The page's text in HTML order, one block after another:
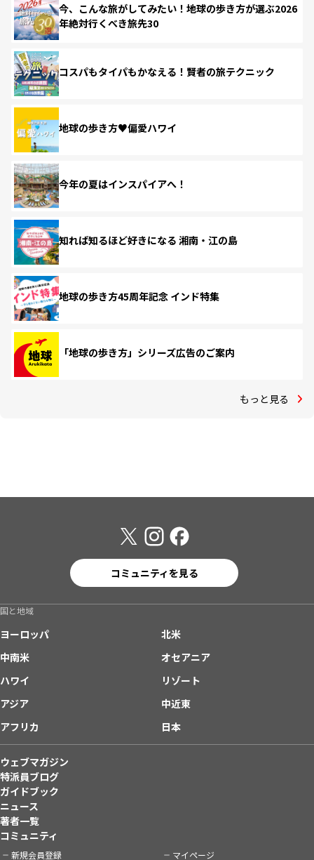
今、こんな旅がしてみたい！地球の歩き方が選ぶ2026
年絶対行くべき旅先30
コスパもタイパもかなえる！賢者の旅テクニック
地球の歩き方♥偏愛ハワイ
今年の夏はインスパイアへ！
知れば知るほど好きになる 湘南・江の島
地球の歩き方45周年記念 インド特集
「地球の歩き方」シリーズ広告のご案内
もっと見る
コミュニティを見る
国と地域
ヨーロッパ
北米
中南米
オセアニア
ハワイ
リゾート
アジア
中近東
アフリカ
日本
ウェブマガジン
特派員ブログ
ガイドブック
ニュース
著者一覧
コミュニティ
新規会員登録 マイページ